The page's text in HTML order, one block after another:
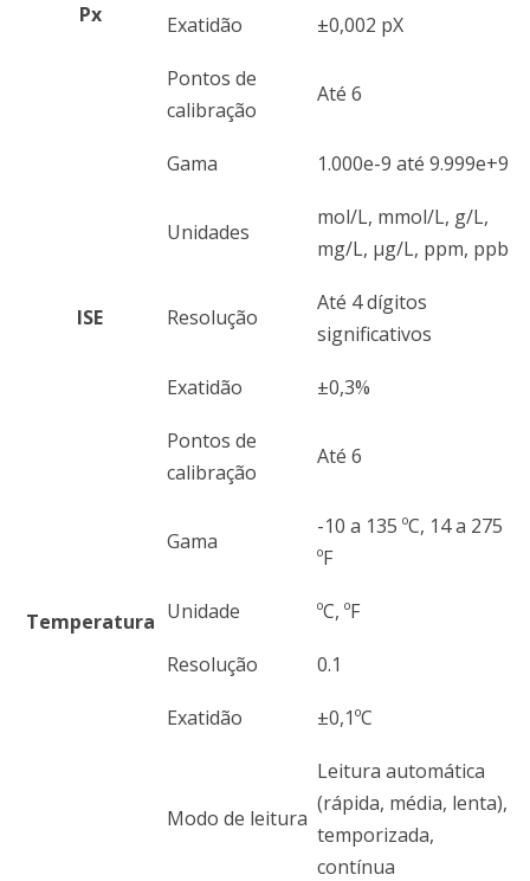
Px Exatidão ±0,002 pX
Pontos de
calibração
Até 6
ISE
Gama 1.000e-9 até 9.999e+9
Unidades
mol/L, mmol/L, g/L,
mg/L, μg/L, ppm, ppb
Resolução
Até 4 dígitos
significativos
Exatidão ±0,3%
Pontos de
calibração
Até 6
Temperatura
Gama
-10 a 135 ºC, 14 a 275
ºF
Unidade ºC, ºF
Resolução 0.1
Exatidão ±0,1ºC
Modo de leitura
Leitura automática
(rápida, média, lenta),
temporizada,
contínua